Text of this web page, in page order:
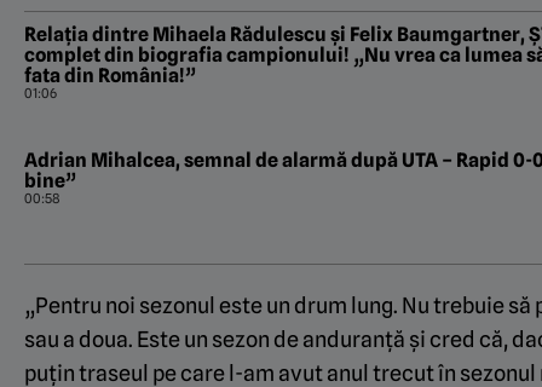
Relația dintre Mihaela Rădulescu și Felix Baumgartner,
complet din biografia campionului! „Nu vrea ca lumea
fata din România!”
01:06
Adrian Mihalcea, semnal de alarmă după UTA – Rapid 0-
bine”
00:58
„Pentru noi sezonul este un drum lung. Nu trebuie
sau a doua. Este un sezon de anduranță și cred că,
puțin traseul pe care l-am avut anul trecut în